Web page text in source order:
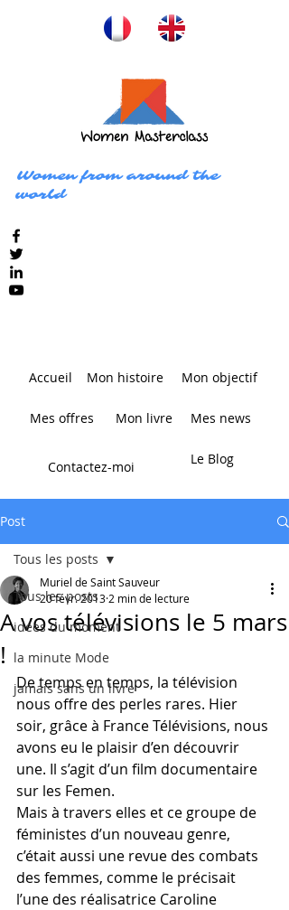
Women from around the
world
Accueil Mon histoire Mon objectif
Mes offres Mon livre Mes news
Contactez-moi Le Blog
Post
Tous les posts
idées du moment
la minute Mode
jamais sans un livre
Tous les posts
A vos télévisions le 5 mars
!
Muriel de Saint Sauveur
20 févr. 2013 2 min de lecture
De temps en temps, la télévision
nous offre des perles rares. Hier
soir, grâce à France Télévisions, nous
avons eu le plaisir d’en découvrir
une. Il s’agit d’un film documentaire
sur les Femen.
Mais à travers elles et ce groupe de
féministes d’un nouveau genre,
c’était aussi une revue des combats
des femmes, comme le précisait
l’une des réalisatrice Caroline